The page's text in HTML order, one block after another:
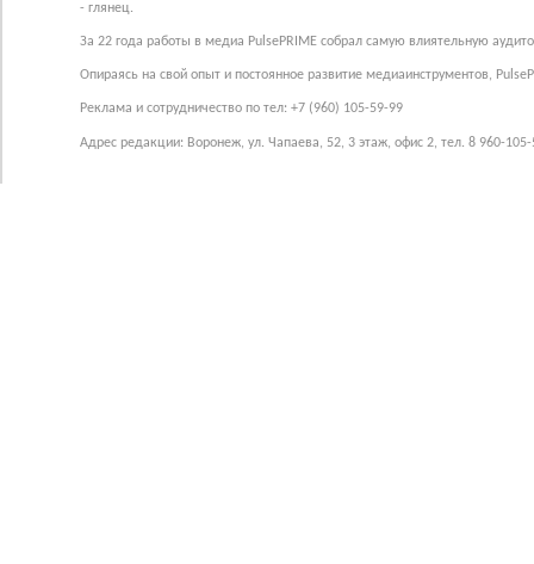
- глянец.
За 22 года работы в медиа PulsePRIME собрал самую влиятельную
Опираясь на свой опыт и постоянное развитие медиаинструментов,
Реклама и сотрудничество по тел: +7 (960) 105-59-99
Адрес редакции: Воронеж, ул. Чапаева, 52, 3 этаж, офис 2, тел. 8 960-